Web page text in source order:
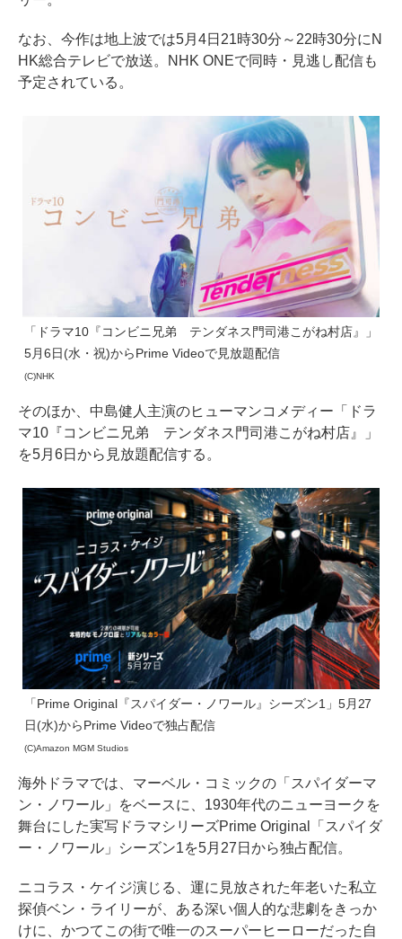
なお、今作は地上波では5月4日21時30分～22時30分にN
HK総合テレビで放送。NHK ONEで同時・見逃し配信も
予定されている。
「ドラマ10『コンビニ兄弟 テンダネス門司港こがね村店』」
5月6日(水・祝)からPrime Videoで見放題配信
(C)NHK
そのほか、中島健人主演のヒューマンコメディー「ドラ
マ10『コンビニ兄弟 テンダネス門司港こがね村店』」
を5月6日から見放題配信する。
「Prime Original『スパイダー・ノワール』シーズン1」5月27
日(水)からPrime Videoで独占配信
(C)Amazon MGM Studios
海外ドラマでは、マーベル・コミックの「スパイダーマ
ン・ノワール」をベースに、1930年代のニューヨークを
舞台にした実写ドラマシリーズPrime Original「スパイダ
ー・ノワール」シーズン1を5月27日から独占配信。
ニコラス・ケイジ演じる、運に見放された年老いた私立
探偵ベン・ライリーが、ある深い個人的な悲劇をきっか
けに、かつてこの街で唯一のスーパーヒーローだった自